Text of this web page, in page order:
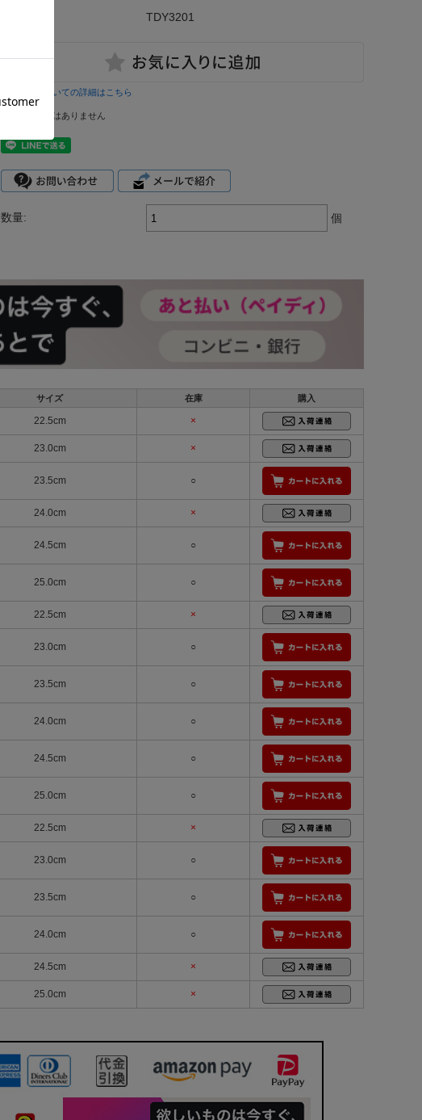
TDY3201
返品についての詳細はこちら
レビューはありません
数量: 個
サイズ 在庫 購入
22.5cm ×
23.0cm ×
23.5cm ○
24.0cm ×
24.5cm ○
25.0cm ○
22.5cm ×
23.0cm ○
23.5cm ○
24.0cm ○
24.5cm ○
25.0cm ○
22.5cm ×
23.0cm ○
23.5cm ○
24.0cm ○
24.5cm ×
25.0cm ×